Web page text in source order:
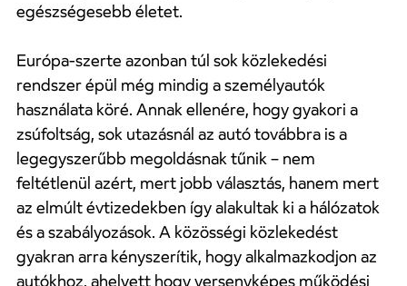
egészségesebb életet.
Európa-szerte azonban túl sok közlekedési
rendszer épül még mindig a személyautók
használata köré. Annak ellenére, hogy gyakori a
zsúfoltság, sok utazásnál az autó továbbra is a
legegyszerűbb megoldásnak tűnik – nem
feltétlenül azért, mert jobb választás, hanem mert
az elmúlt évtizedekben így alakultak ki a hálózatok
és a szabályozások. A közösségi közlekedést
gyakran arra kényszerítik, hogy alkalmazkodjon az
autókhoz, ahelyett hogy versenyképes működési